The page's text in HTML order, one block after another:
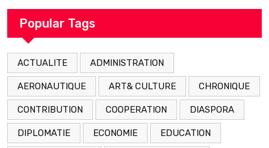
arrestation
Popular Tags
ACTUALITE ADMINISTRATION
AERONAUTIQUE ART& CULTURE CHRONIQUE
CONTRIBUTION COOPERATION DIASPORA
DIPLOMATIE ECONOMIE EDUCATION